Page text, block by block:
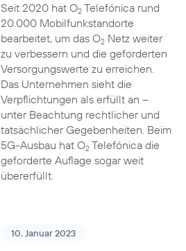
Seit 2020 hat O2Telefónica rund
20.000 Mobilfunkstandorte
bearbeitet, um das O2Netz weiter
zu verbessern und die geforderten
Versorgungswerte zu erreichen.
Das Unternehmen sieht die
Verpflichtungen als erfüllt an –
unter Beachtung rechtlicher und
tatsächlicher Gegebenheiten. Beim
5G-Ausbau hat O2Telefónica die
geforderte Auflage sogar weit
übererfüllt.
10. Januar 2023